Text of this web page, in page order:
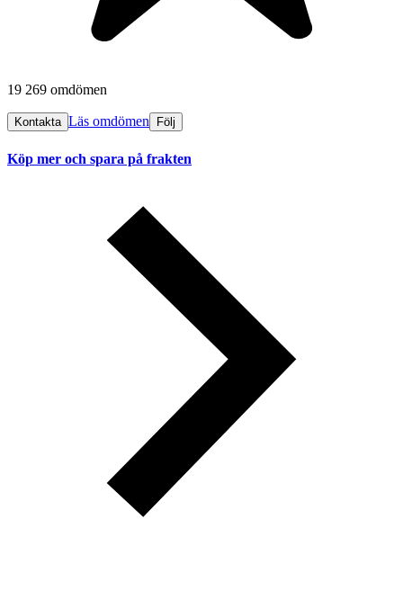
19 269 omdömen
Kontakta Läs omdömen Följ
Köp mer och spara på frakten